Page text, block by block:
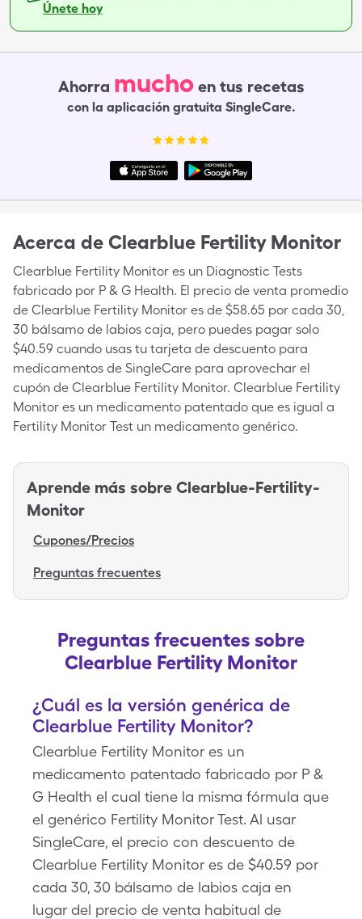
Únete hoy
Ahorra mucho en tus recetas
con la aplicación gratuita SingleCare.
Acerca de Clearblue Fertility Monitor
Clearblue Fertility Monitor es un Diagnostic Tests
fabricado por P & G Health. El precio de venta promedio
de Clearblue Fertility Monitor es de $58.65 por cada 30,
30 bálsamo de labios caja, pero puedes pagar solo
$40.59 cuando usas tu tarjeta de descuento para
medicamentos de SingleCare para aprovechar el
cupón de Clearblue Fertility Monitor. Clearblue Fertility
Monitor es un medicamento patentado que es igual a
Fertility Monitor Test un medicamento genérico.
Aprende más sobre Clearblue-Fertility-
Monitor
Cupones/Precios
Preguntas frecuentes
Preguntas frecuentes sobre
Clearblue Fertility Monitor
¿Cuál es la versión genérica de
Clearblue Fertility Monitor?
Clearblue Fertility Monitor es un
medicamento patentado fabricado por P &
G Health el cual tiene la misma fórmula que
el genérico Fertility Monitor Test. Al usar
SingleCare, el precio con descuento de
Clearblue Fertility Monitor es de $40.59 por
cada 30, 30 bálsamo de labios caja en
lugar del precio de venta habitual de